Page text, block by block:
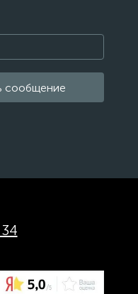
сообщение